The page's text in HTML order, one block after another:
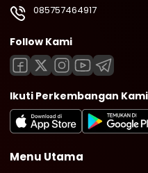
085757464917
Follow Kami
Ikuti Perkembangan
Menu Utama